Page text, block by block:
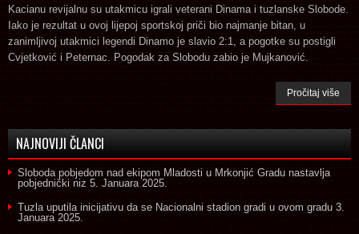
Kacianu revijalnu su utakmicu igrali veterani Dinama i tuzlanske Slobode.
Iako je rezultat u ovoj lijepoj sportskoj priči bio najmanje bitan, u
zanimljivoj utakmici legendi Dinamo je slavio 2:1, a pogotke su postigli
Cvjetković i Peternac. Pogodak za Slobodu zabio je Mujkanović.
Pročitaj više
NAJNOVIJI ČLANCI
Sloboda pobjedom nad ekipom Mladosti u Mrkonjić Gradu nastavlja
pobjednički niz 5. Januara 2025.
Tuzla uputila inicijativu da se Nacionalni stadion gradi u ovom gradu 3.
Januara 2025.